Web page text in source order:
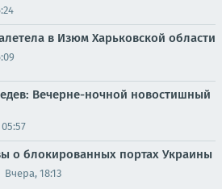
в Изюм Харьковской области
Вечерне-ночной новостишный
05:57
о блокированных портах Украины
Вчера, 18:13